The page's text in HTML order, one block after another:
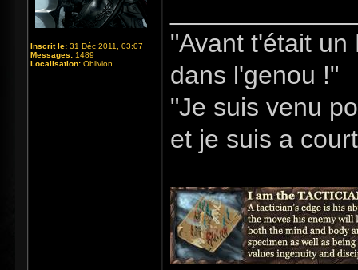
Inscrit le: 31 Déc 2011, 03:07
Messages: 1489
Localisation: Oblivion
"Avant t'était
dans l'genou !"
"Je suis venu
et je suis a